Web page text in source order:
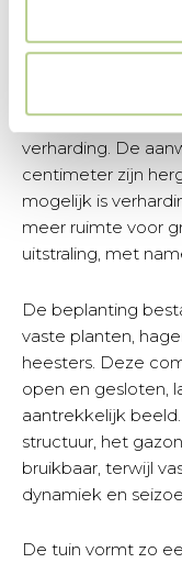
In het ontwerp is
van bestaande
verharding. De
centimeter zijn
mogelijk is
meer ruimte voor
uitstraling, met
De beplanting
vaste planten,
heesters. Deze
open en gesloten,
aantrekkelijk
structuur, het
bruikbaar, terwijl
dynamiek en
De tuin vormt zo